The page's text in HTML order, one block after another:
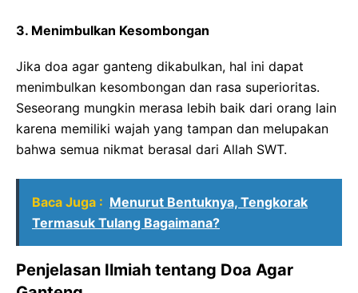
3. Menimbulkan Kesombongan
Jika doa agar ganteng dikabulkan, hal ini dapat
menimbulkan kesombongan dan rasa superioritas.
Seseorang mungkin merasa lebih baik dari orang lain
karena memiliki wajah yang tampan dan melupakan
bahwa semua nikmat berasal dari Allah SWT.
Baca Juga : Menurut Bentuknya, Tengkorak
Termasuk Tulang Bagaimana?
Penjelasan Ilmiah tentang Doa Agar